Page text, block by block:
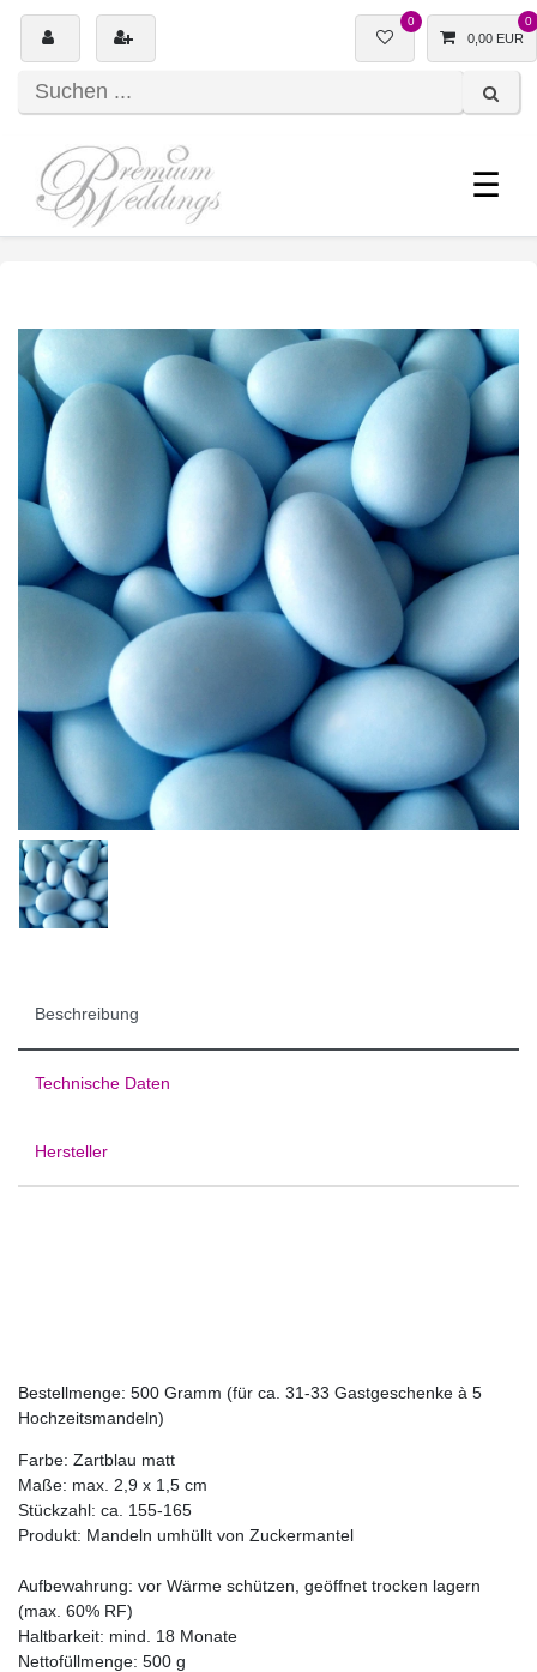
0 0
0,00 EUR
☰
Beschreibung
Technische Daten
Hersteller
Bestellmenge: 500 Gramm (für ca. 31-33 Gastgeschenke à 5
Hochzeitsmandeln)
Farbe: Zartblau matt
Maße: max. 2,9 x 1,5 cm
Stückzahl: ca. 155-165
Produkt: Mandeln umhüllt von Zuckermantel
Aufbewahrung: vor Wärme schützen, geöffnet trocken lagern
(max. 60% RF)
Haltbarkeit: mind. 18 Monate
Nettofüllmenge: 500 g